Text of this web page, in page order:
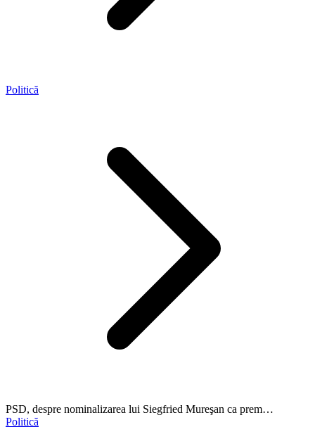
Politică
PSD, despre nominalizarea lui Siegfried Mureşan ca prem…
Politică